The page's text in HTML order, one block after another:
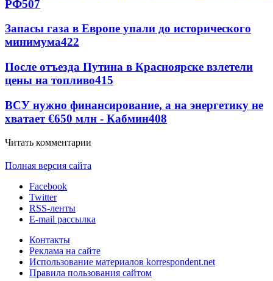
РФ507
Запасы газа в Европе упали до исторического
минимума422
После отъезда Путина в Красноярске взлетели
цены на топливо415
ВСУ нужно финансирование, а на энергетику не
хватает €650 млн - Кабмин408
Читать комментарии
Полная версия сайта
Facebook
Twitter
RSS-ленты
E-mail рассылка
Контакты
Реклама на сайте
Использование материалов korrespondent.net
Правила пользования сайтом